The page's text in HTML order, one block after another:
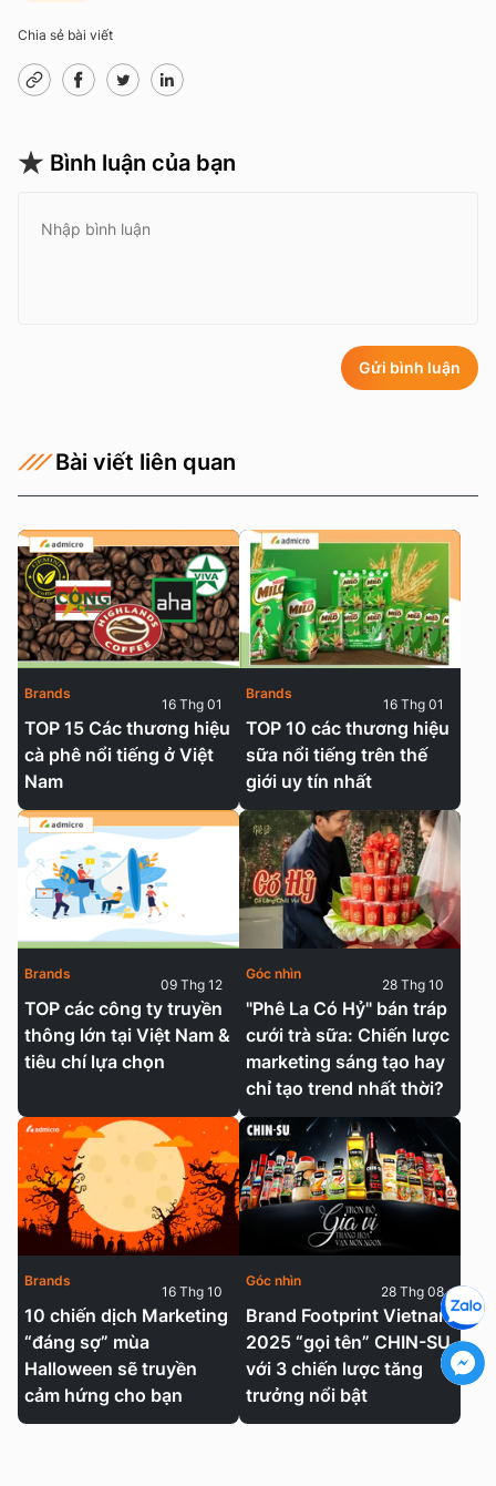
Chia sẻ bài viết
Bình luận của bạn
Gửi bình luận
Bài viết liên quan
TOP 15 Các thương hiệu
cà phê nổi tiếng ở Việt
Nam
Brands
16 Thg 01
TOP 10 các thương hiệu
sữa nổi tiếng trên thế
giới uy tín nhất
Brands
16 Thg 01
TOP các công ty truyền
thông lớn tại Việt Nam &
tiêu chí lựa chọn
Brands
09 Thg 12
"Phê La Có Hỷ" bán tráp
cưới trà sữa: Chiến lược
marketing sáng tạo hay
chỉ tạo trend nhất thời?
Góc nhìn
28 Thg 10
10 chiến dịch Marketing
“đáng sợ” mùa
Halloween sẽ truyền
cảm hứng cho bạn
Brands
16 Thg 10
Brand Footprint Vietnam
2025 “gọi tên” CHIN-SU
với 3 chiến lược tăng
trưởng nổi bật
Góc nhìn
28 Thg 08